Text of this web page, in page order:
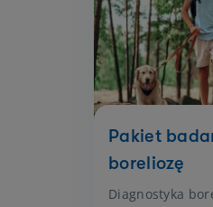
mogą być
zaburzeń pracy
Pakiet
boreliozę
Diagnostyka